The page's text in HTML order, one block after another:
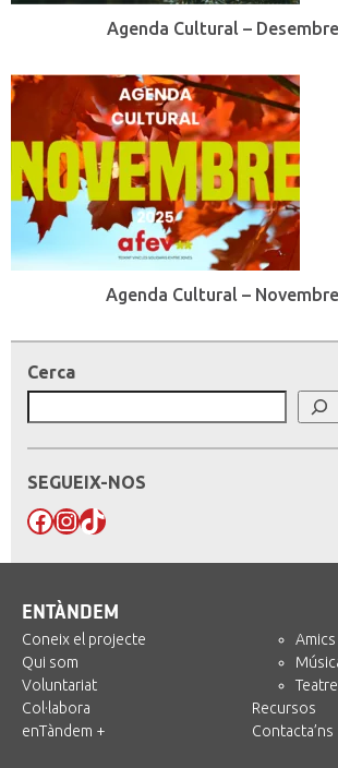
Agenda Cultural –
Agenda Cultural –
Cerca
SEGUEIX-NOS
Facebook
Instagram
TikTok
ENTÀNDEM
Coneix el projecte
Qui som
Voluntariat
Col·labora
enTàndem +
Amics
Recursos
Contacta’ns